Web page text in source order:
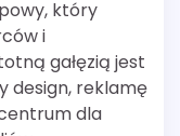
który
i
gałęzią jest
design, reklamę
dla